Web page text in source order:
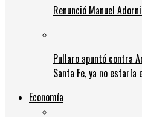
Renunció Manuel
Pullaro apuntó contra
Santa Fe, ya no estaría
Economía